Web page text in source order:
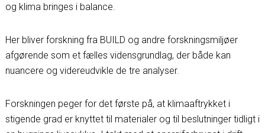
og klima bringes i balance.
Her bliver forskning fra BUILD og andre forskningsmiljøer
afgørende som et fælles vidensgrundlag, der både kan
nuancere og videreudvikle de tre analyser.
Forskningen peger for det første på, at klimaaftrykket i
stigende grad er knyttet til materialer og til beslutninger tidligt i